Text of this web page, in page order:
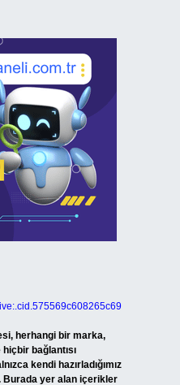
herhangi bir marka,
bağlantısı
kendi hazırladığımız
Burada yer alan içerikler